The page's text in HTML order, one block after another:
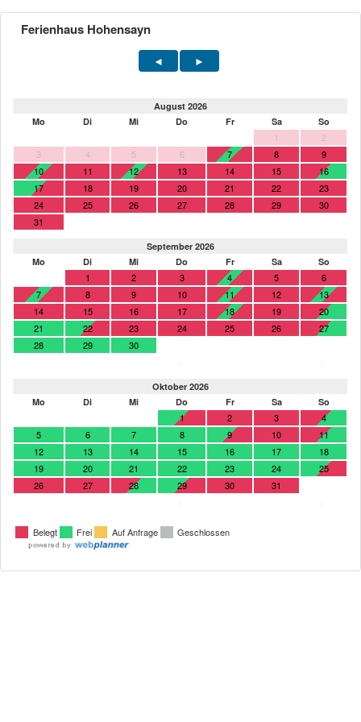
Ferienhaus Hohensayn
August 2026
Mo
Di Mi Do Fr Sa So
1
2
3
4 5 6 7 8
9
10
11 12 13 14 15
16
17
18 19 20 21 22
23
24
25 26 27 28 29
30
31
September 2026
Mo
Di Mi Do Fr Sa So
1 2 3 4 5
6
7
8 9 10 11 12
13
14
15 16 17 18 19
20
21
22 23 24 25 26
27
28
29
30
Oktober 2026
Mo
Di Mi Do Fr Sa So
1 2 3
4
5
6 7 8 9 10
11
12
13 14 15 16 17
18
19
20 21 22 23 24
25
26
27 28 29 30
31
Belegt Frei Auf Anfrage Geschlossen